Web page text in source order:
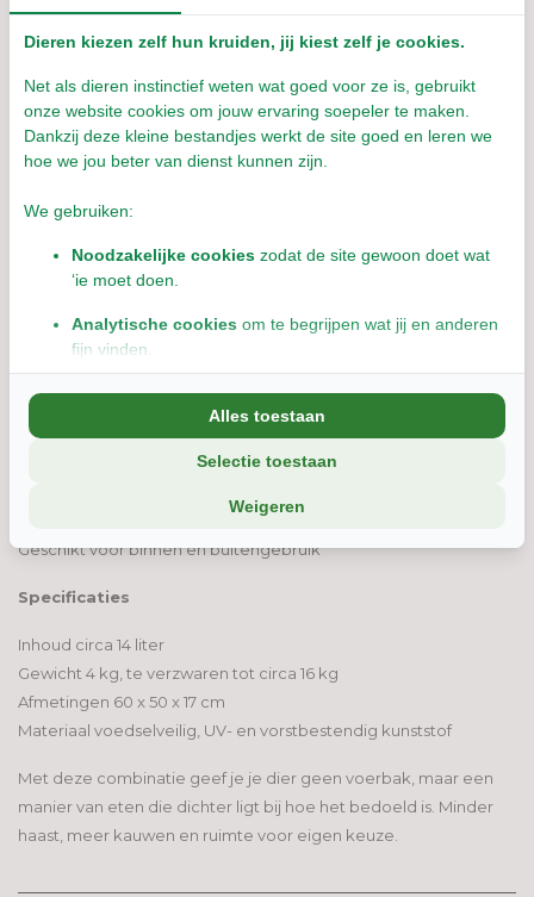
Tijdelijk uitverkocht!
We sturen je een mail als we dit artikel weer op
voorraad hebben
E-mailadres*
Meld mij aan voor de nieuwsbrief
Door op de button te klikken ga je akkoord met de
privacyvoorwaarden.
Cichoreiwortel
Paardenbloemwortel
Appelbes
Pompoen
Rozenbottelschil
Korenbloembloemen
Gerstegras pellet
Smalle weegbree pellet
Kenmerken van de Grad-Dual Feeder
12 aparte vakjes van circa 5 cm diep
Geschikt voor nat en droog voer, groente en kruiden
Stimuleert rustiger eten en een natuurlijke eethouding
Kantelvrij ontwerp, te verzwaren tot circa 16 kg
Geschikt voor binnen en buitengebruik
Specificaties
Inhoud circa 14 liter
Gewicht 4 kg, te verzwaren tot circa 16 kg
Afmetingen 60 x 50 x 17 cm
Materiaal voedselveilig, UV- en vorstbestendig kunststof
Met deze combinatie geef je je dier geen voerbak, maar een
manier van eten die dichter ligt bij hoe het bedoeld is. Minder
haast, meer kauwen en ruimte voor eigen keuze.
Dieren kiezen zelf hun kruiden, jij kiest zelf je cookies.
Net als dieren instinctief weten wat goed voor ze is, gebruikt
onze website cookies om jouw ervaring soepeler te maken.
Dankzij deze kleine bestandjes werkt de site goed en leren we
hoe we jou beter van dienst kunnen zijn.
We gebruiken:
Noodzakelijke cookies zodat de site gewoon doet wat
‘ie moet doen.
Analytische cookies om te begrijpen wat jij en anderen
fijn vinden.
Marketingcookiesom jou relevante informatie en
aanbiedingen te tonen.
We delen soms gegevens met partners (zoals social media en
deelt, of die ze elders van je hebben.
Wil je liever geen cookies? Dan werkt de site nog steeds, maar
Weigeren
Selectie toestaan
Alles toestaan